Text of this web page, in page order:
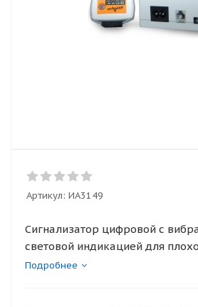
Артикул: ИА3149
Сигнализатор цифровой с
световой индикацией для
глухих «Пульсар-3»
Подробнее